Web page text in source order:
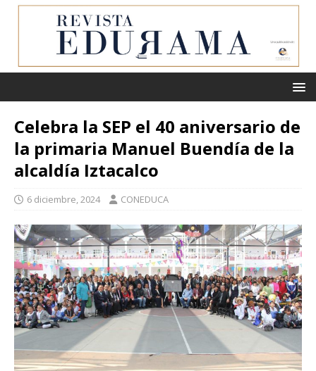
Celebra la SEP el 40 aniversario de
la primaria Manuel Buendía de la
alcaldía Iztacalco
6 diciembre, 2024 CONEDUCA